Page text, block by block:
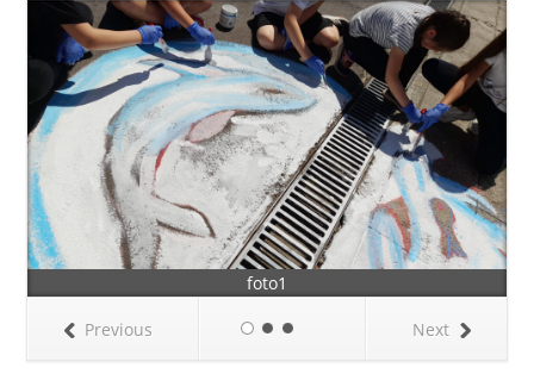
foto1
Next
Previous